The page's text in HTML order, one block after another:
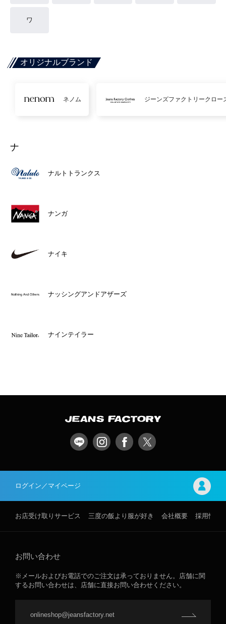
ワ
オリジナルブランド
ネノム ジーンズファクトリークロー
ナ
ナルトトランクス
ナンガ
ナイキ
ナッシングアンドアザーズ
ナインテイラー
ログイン／マイページ
お店受け取りサービス 三度の飯より服が好き 会社概要 採用情報
お問い合わせ
※メールおよびお電話でのご注文は承っておりません。店舗に関
するお問い合わせは、店舗に直接お問い合わせください。
onlineshop@jeansfactory.net